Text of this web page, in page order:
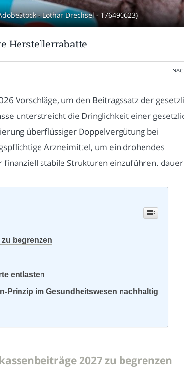
- Lothar Drechsel - 176490623)
Herstellerrabatte
Vorschläge, um den Beitragssatz der
unterstreicht die Dringlichkeit einer
überflüssiger Doppelvergütung bei
Arzneimittel, um ein drohendes
finanziell stabile Strukturen einzuführen.
begrenzen
entlasten
Prinzip im Gesundheitswesen nachhaltig
2027 zu begrenzen